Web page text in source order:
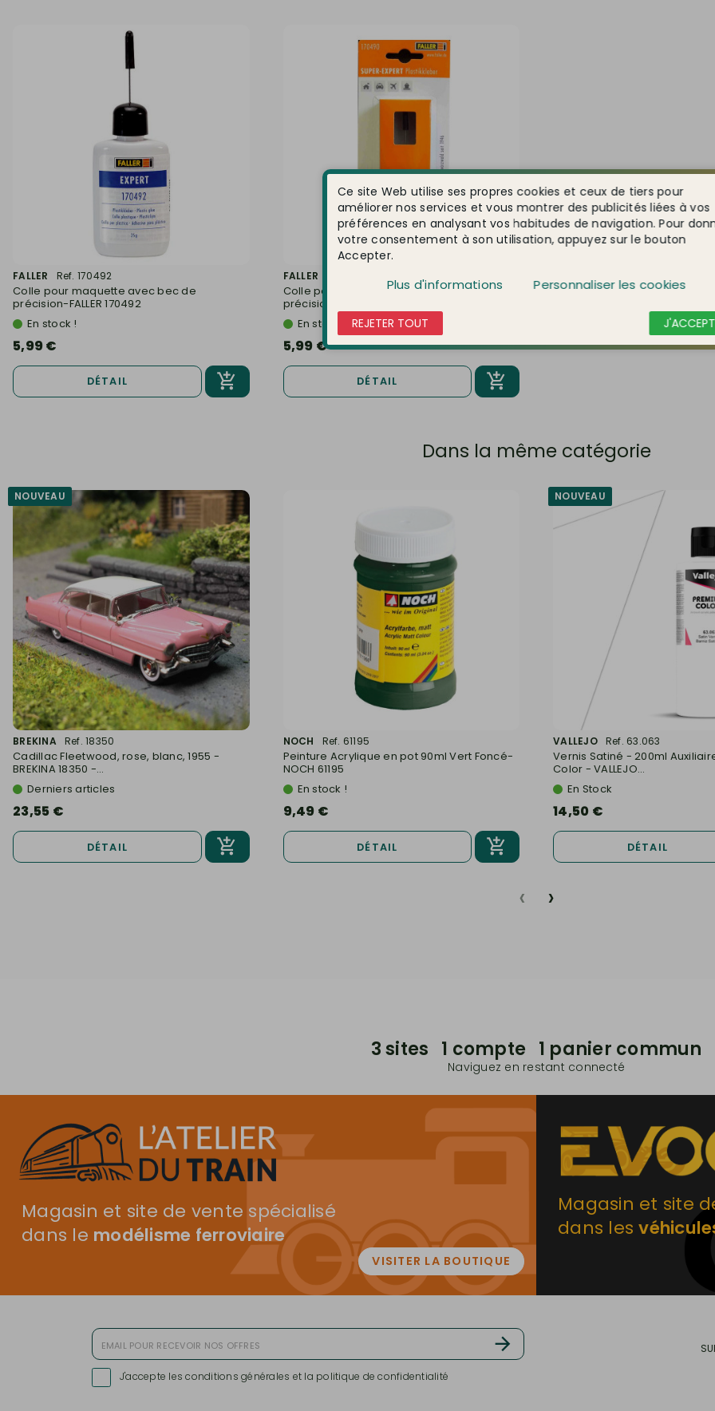
FALLER Ref. 170492
Colle pour maquette avec bec de
précision-FALLER 170492
En stock !
5,99 €
DÉTAIL
FALLER
Colle pour maquette avec bec de
précision-FALLER 170490
En stock !
5,99 €
DÉTAIL
Dans la même catégorie
NOUVEAU
BREKINA Ref. 18350
Cadillac Fleetwood, rose, blanc, 1955 -
BREKINA 18350 -...
Derniers articles
23,55 €
DÉTAIL
NOCH Ref. 61195
Peinture Acrylique en pot 90ml Vert Foncé-
NOCH 61195
En stock !
9,49 €
DÉTAIL
NOUVEAU
VALLEJO Ref. 63.063
Vernis Satiné - 200ml
Color - VALLEJO...
En Stock
14,50 €
DÉTAIL
‹ ›
3 sites 1 compte 1 panier commun
Naviguez en restant connecté
Magasin et site de vente spécialisé
dans le modélisme ferroviaire
VISITER LA BOUTIQUE
Magasin et site
dans les
J'accepte les conditions générales et la politique de confidentialité
Ce site Web utilise ses propres cookies et ceux de tiers pour
améliorer nos services et vous montrer des publicités liées à vos
préférences en analysant vos habitudes de navigation. Pour
votre consentement à son utilisation, appuyez sur le bouton
Accepter.
Plus d'informations Personnaliser les cookies
REJETER TOUT